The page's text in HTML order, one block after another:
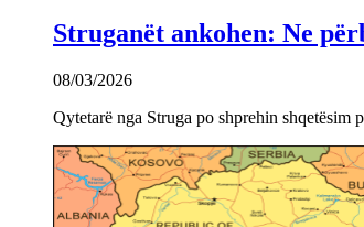
Struganët ankohen: Ne
08/03/2026
Qytetarë nga Struga po shprehin